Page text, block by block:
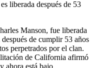
Manson, fue liberada
de cumplir 53 años
perpetrados por el clan.
de California afirmó
ahora está bajo